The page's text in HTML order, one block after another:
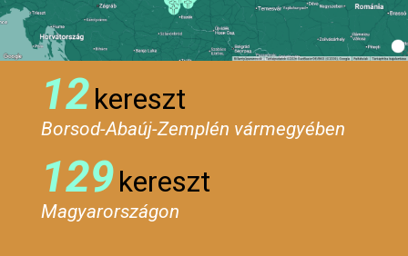
12kereszt
Borsod-Abaúj-Zemplén vármegyében
129kereszt
Magyarországon